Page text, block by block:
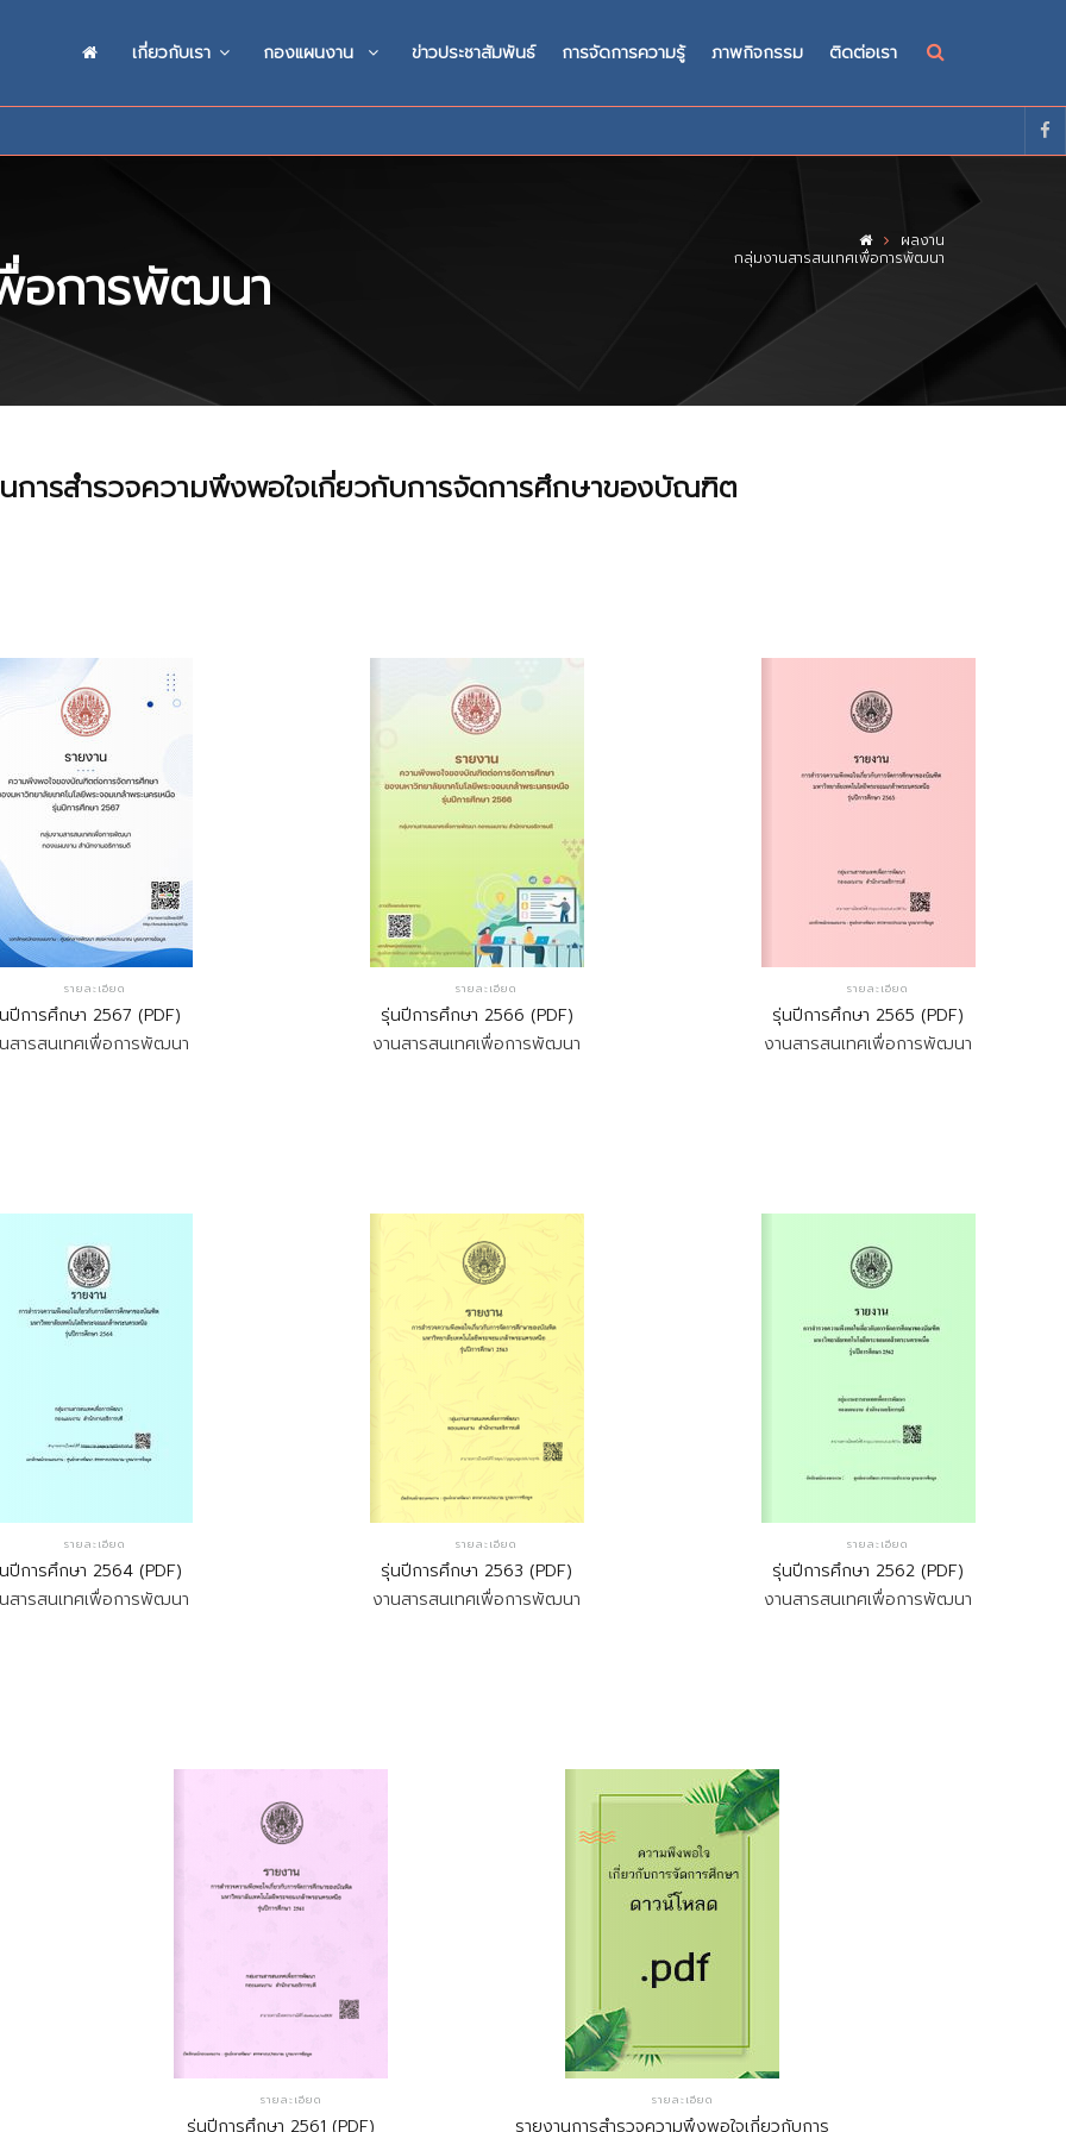
เกี่ยวกับเรา กองแผนงาน ข่าวประชาสัมพันธ์ การจัดการความรู้ ภาพกิจกรรม ติดต่อเรา
อการพัฒนา
ผลงาน
กลุ่มงานสารสนเทศเพื่อการพัฒนา
การสำรวจความพึงพอใจเกี่ยวกับการจัดการศึกษาของบัณฑิต
รายละเอียด
ปีการศึกษา 2567 (PDF)
สารสนเทศเพื่อการพัฒนา
รายละเอียด
รุ่นปีการศึกษา 2566 (PDF)
งานสารสนเทศเพื่อการพัฒนา
รายละเอียด
รุ่นปีการศึกษา 2565 (PDF)
งานสารสนเทศเพื่อการพัฒนา
รายละเอียด
ปีการศึกษา 2564 (PDF)
สารสนเทศเพื่อการพัฒนา
รายละเอียด
รุ่นปีการศึกษา 2563 (PDF)
งานสารสนเทศเพื่อการพัฒนา
รายละเอียด
รุ่นปีการศึกษา 2562 (PDF)
งานสารสนเทศเพื่อการพัฒนา
รายละเอียด
รุ่นปีการศึกษา 2561 (PDF)
รายละเอียด
รายงานการสำรวจความพึงพอใจเกี่ยวกับการ